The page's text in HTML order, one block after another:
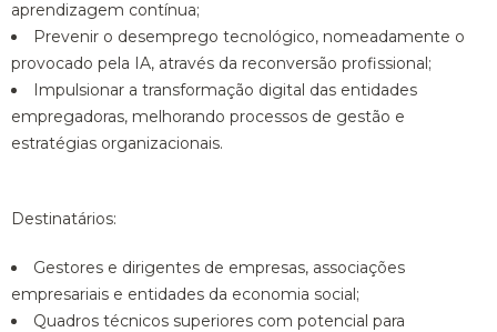
aprendizagem contínua;
Prevenir o desemprego tecnológico, nomeadamente o
provocado pela IA, através da reconversão profissional;
Impulsionar a transformação digital das entidades
empregadoras, melhorando processos de gestão e
estratégias organizacionais.
Destinatários:
Gestores e dirigentes de empresas, associações
empresariais e entidades da economia social;
Quadros técnicos superiores com potencial para